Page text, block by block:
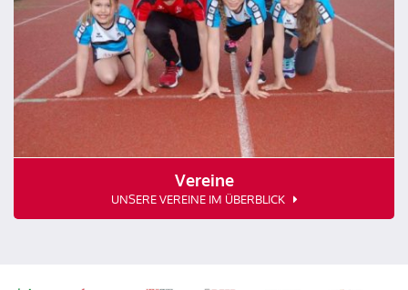
Vereine
UNSERE VEREINE IM ÜBERBLICK